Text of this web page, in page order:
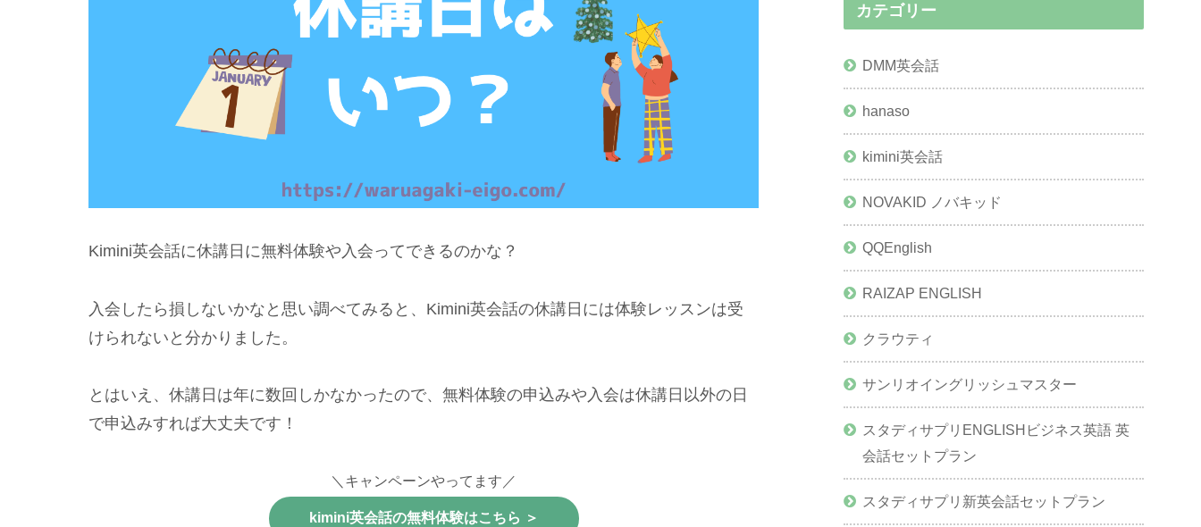
Kimini英会話に休講日に無料体験や入会ってできるのかな？
入会したら損しないかなと思い調べてみると、Kimini英会話の休講日には体験レッスンは受
けられないと分かりました。
とはいえ、休講日は年に数回しかなかったので、無料体験の申込みや入会は休講日以外の日
で申込みすれば大丈夫です！
＼キャンペーンやってます／
kimini英会話の無料体験はこちら ＞
カテゴリー
DMM英会話
hanaso
kimini英会話
NOVAKID ノバキッド
QQEnglish
RAIZAP ENGLISH
クラウティ
サンリオイングリッシュマスター
スタディサプリENGLISHビジネス英語 英
会話セットプラン
スタディサプリ新英会話セットプラン